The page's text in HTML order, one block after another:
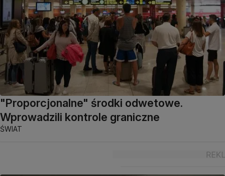
"Proporcjonalne" środki odwetowe.
Wprowadzili kontrole graniczne
ŚWIAT